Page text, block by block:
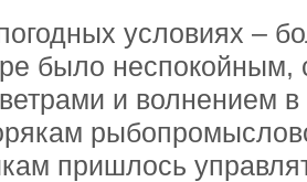
условиях –
было неспокойным,
и волнением
пришлось